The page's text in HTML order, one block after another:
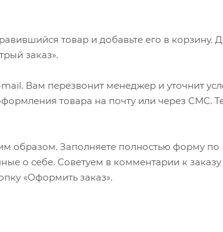
товар и добавьте его в корзину.
заказ».
Вам перезвонит менеджер и уточнит
товара на почту или через СМС.
образом. Заполняете полностью форму по
о себе. Советуем в комментарии к заказу
«Оформить заказ».